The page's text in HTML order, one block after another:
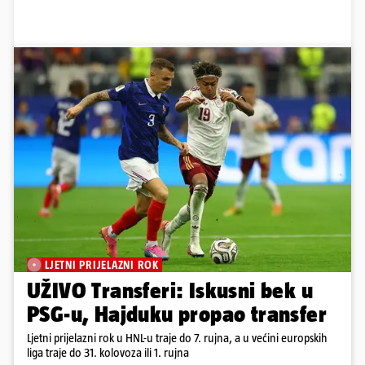
LJETNI PRIJELAZNI ROK
UŽIVO Transferi: Iskusni bek u
PSG-u, Hajduku propao transfer
Ljetni prijelazni rok u HNL-u traje do 7. rujna, a u većini europskih
liga traje do 31. kolovoza ili 1. rujna